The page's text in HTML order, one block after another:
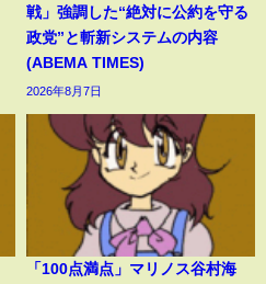
戦」強調した“絶対に公約を守る
政党”と斬新システムの内容
(ABEMA TIMES)
2026年8月7日
「100点満点」マリノス谷村海